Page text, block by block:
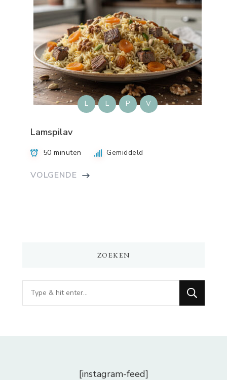
L L P V
Lamspilav
50 minuten Gemiddeld
VOLGENDE
ZOEKEN
Op
zoek
[instagram-feed]